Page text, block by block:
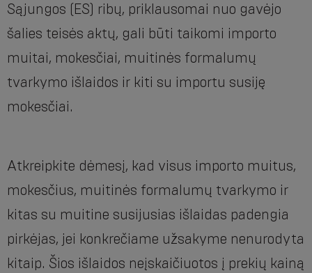
Sąjungos (ES) ribų, priklausomai nuo gavėjo
šalies teisės aktų, gali būti taikomi importo
muitai, mokesčiai, muitinės formalumų
tvarkymo išlaidos ir kiti su importu susiję
mokesčiai.
Atkreipkite dėmesį, kad visus importo muitus,
mokesčius, muitinės formalumų tvarkymo ir
kitas su muitine susijusias išlaidas padengia
pirkėjas, jei konkrečiame užsakyme nenurodyta
kitaip. Šios išlaidos neįskaičiuotos į prekių kainą